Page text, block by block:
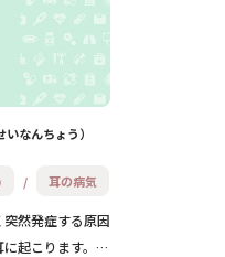
いなんちょう
耳の病気
然発症する原因
起こります。耳